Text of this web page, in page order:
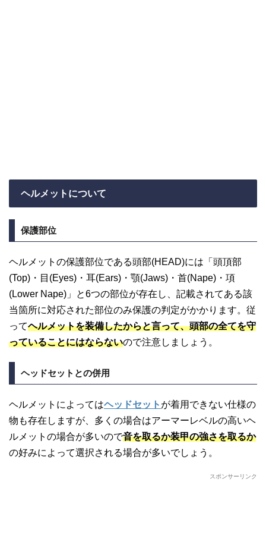
ヘルメットについて
保護部位
ヘルメットの保護部位である頭部(HEAD)には「頭頂部
(Top)・目(Eyes)・耳(Ears)・顎(Jaws)・首(Nape)・項
(Lower Nape)」と6つの部位が存在し、記載されてある該
当箇所に対応された部位のみ保護の判定がかかります。従
ってヘルメットを装備したからと言って、頭部の全てを守
っていることにはならないので注意しましょう。
ヘッドセットとの併用
ヘルメットによってはヘッドセット が着用できない仕様の
物も存在しますが、多くの場合はアーマーレベルの高いヘ
ルメットの場合が多いので音を取るか装甲の強さを取るか
の好みによって選択される場合が多いでしょう。
スポンサーリンク